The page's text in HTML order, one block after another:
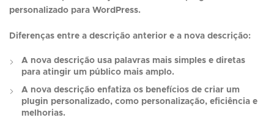
personalizado para WordPress.
Diferenças entre a descrição anterior e a nova descrição:
A nova descrição usa palavras mais simples e diretas
para atingir um público mais amplo.
A nova descrição enfatiza os benefícios de criar um
plugin personalizado, como personalização, eficiência e
melhorias.